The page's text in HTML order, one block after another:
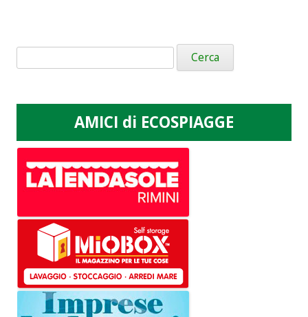
Ricerca
per:
AMICI di ECOSPIAGGE